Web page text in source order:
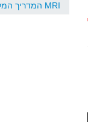
MRI המדריך המלא